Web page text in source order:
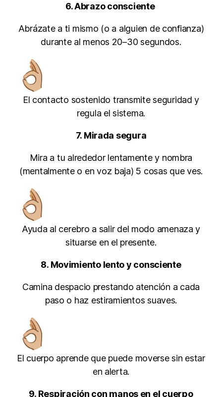
6. Abrazo consciente
Abrázate a ti mismo (o a alguien de confianza)
durante al menos 20–30 segundos.
El contacto sostenido transmite seguridad y
regula el sistema.
7. Mirada segura
Mira a tu alrededor lentamente y nombra
(mentalmente o en voz baja) 5 cosas que ves.
Ayuda al cerebro a salir del modo amenaza y
situarse en el presente.
8. Movimiento lento y consciente
Camina despacio prestando atención a cada
paso o haz estiramientos suaves.
El cuerpo aprende que puede moverse sin estar
en alerta.
9. Respiración con manos en el cuerpo